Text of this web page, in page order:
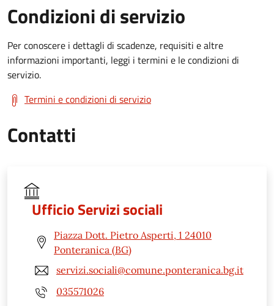
Condizioni di servizio
Per conoscere i dettagli di scadenze, requisiti e altre
informazioni importanti, leggi i termini e le condizioni di
servizio.
Termini e condizioni di servizio
Contatti
Ufficio Servizi sociali
Piazza Dott. Pietro Asperti, 1 24010
Ponteranica (BG)
servizi.sociali@comune.ponteranica.bg.it
035571026